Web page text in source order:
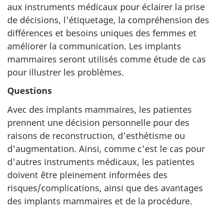
aux instruments médicaux pour éclairer la prise
de décisions, l'étiquetage, la compréhension des
différences et besoins uniques des femmes et
améliorer la communication. Les implants
mammaires seront utilisés comme étude de cas
pour illustrer les problèmes.
Questions
Avec des implants mammaires, les patientes
prennent une décision personnelle pour des
raisons de reconstruction, d'esthétisme ou
d'augmentation. Ainsi, comme c'est le cas pour
d'autres instruments médicaux, les patientes
doivent être pleinement informées des
risques/complications, ainsi que des avantages
des implants mammaires et de la procédure.